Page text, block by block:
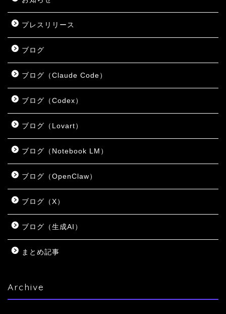
プレスリリース
ブログ
ブログ（Claude Code）
ブログ（Codex）
ブログ（Lovart）
ブログ（Notebook LM）
ブログ（OpenClaw）
ブログ（X）
ブログ（生成AI）
まとめ記事
Archive